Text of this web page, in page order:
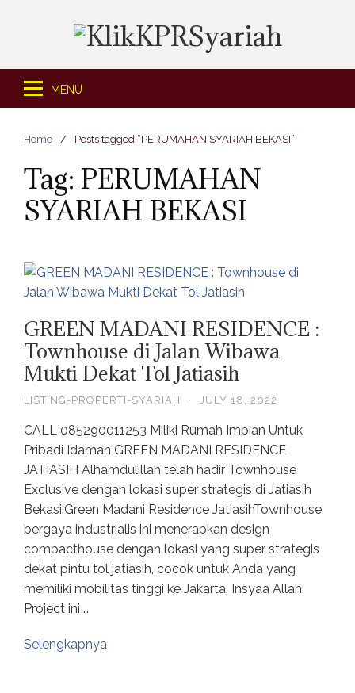
p
o
MENU
Home Posts tagged “PERUMAHAN SYARIAH BEKASI”
Tag: PERUMAHAN
SYARIAH BEKASI
GREEN MADANI RESIDENCE :
Townhouse di Jalan Wibawa
Mukti Dekat Tol Jatiasih
LISTING-PROPERTI-SYARIAH · JULY 18, 2022
CALL 085290011253 Miliki Rumah Impian Untuk
Pribadi Idaman GREEN MADANI RESIDENCE
JATIASIH Alhamdulillah telah hadir Townhouse
Exclusive dengan lokasi super strategis di Jatiasih
Bekasi.Green Madani Residence JatiasihTownhouse
bergaya industrialis ini menerapkan design
compacthouse dengan lokasi yang super strategis
dekat pintu tol jatiasih, cocok untuk Anda yang
memiliki mobilitas tinggi ke Jakarta. Insyaa Allah,
Project ini …
Selengkapnya